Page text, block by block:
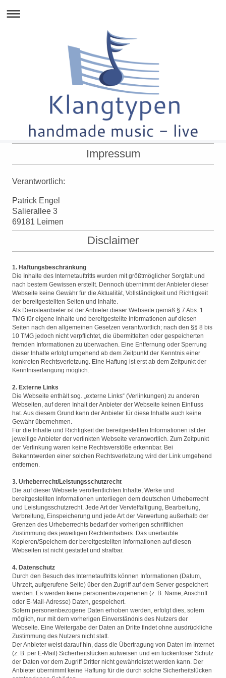
Impressum
Verantwortlich:
Patrick Engel
Salierallee 3
69181 Leimen
Disclaimer
1. Haftungsbeschränkung
Die Inhalte des Internetauftritts wurden mit größtmöglicher Sorgfalt und
nach bestem Gewissen erstellt. Dennoch übernimmt der Anbieter dieser
Webseite keine Gewähr für die Aktualität, Vollständigkeit und Richtigkeit
der bereitgestellten Seiten und Inhalte.
Als Diensteanbieter ist der Anbieter dieser Webseite gemäß § 7 Abs. 1
TMG für eigene Inhalte und bereitgestellte Informationen auf diesen
Seiten nach den allgemeinen Gesetzen verantwortlich; nach den §§ 8 bis
10 TMG jedoch nicht verpflichtet, die übermittelten oder gespeicherten
fremden Informationen zu überwachen. Eine Entfernung oder Sperrung
dieser Inhalte erfolgt umgehend ab dem Zeitpunkt der Kenntnis einer
konkreten Rechtsverletzung. Eine Haftung ist erst ab dem Zeitpunkt der
Kenntniserlangung möglich.
2. Externe Links
Die Webseite enthält sog. „externe Links“ (Verlinkungen) zu anderen
Webseiten, auf deren Inhalt der Anbieter der Webseite keinen Einfluss
hat. Aus diesem Grund kann der Anbieter für diese Inhalte auch keine
Gewähr übernehmen.
Für die Inhalte und Richtigkeit der bereitgestellten Informationen ist der
jeweilige Anbieter der verlinkten Webseite verantwortlich. Zum Zeitpunkt
der Verlinkung waren keine Rechtsverstöße erkennbar. Bei
Bekanntwerden einer solchen Rechtsverletzung wird der Link umgehend
entfernen.
3. Urheberrecht/Leistungsschutzrecht
Die auf dieser Webseite veröffentlichten Inhalte, Werke und
bereitgestellten Informationen unterliegen dem deutschen Urheberrecht
und Leistungsschutzrecht. Jede Art der Vervielfältigung, Bearbeitung,
Verbreitung, Einspeicherung und jede Art der Verwertung außerhalb der
Grenzen des Urheberrechts bedarf der vorherigen schriftlichen
Zustimmung des jeweiligen Rechteinhabers. Das unerlaubte
Kopieren/Speichern der bereitgestellten Informationen auf diesen
Webseiten ist nicht gestattet und strafbar.
4. Datenschutz
Durch den Besuch des Internetauftritts können Informationen (Datum,
Uhrzeit, aufgerufene Seite) über den Zugriff auf dem Server gespeichert
werden. Es werden keine personenbezogenenen (z. B. Name, Anschrift
oder E-Mail-Adresse) Daten, gespeichert.
Sofern personenbezogene Daten erhoben werden, erfolgt dies, sofern
möglich, nur mit dem vorherigen Einverständnis des Nutzers der
Webseite. Eine Weitergabe der Daten an Dritte findet ohne ausdrückliche
Zustimmung des Nutzers nicht statt.
Der Anbieter weist darauf hin, dass die Übertragung von Daten im Internet
(z. B. per E-Mail) Sicherheitslücken aufweisen und ein lückenloser Schutz
der Daten vor dem Zugriff Dritter nicht gewährleistet werden kann. Der
Anbieter übernimmt keine Haftung für die durch solche Sicherheitslücken